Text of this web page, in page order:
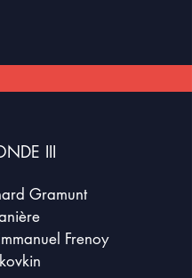
III
Gramunt
Frenoy